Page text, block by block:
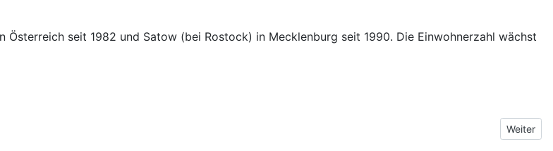
seit 1982 und Satow (bei Rostock) in Mecklenburg seit 1990. Die Einwohnerzahl wächst
Nächster
Weiter